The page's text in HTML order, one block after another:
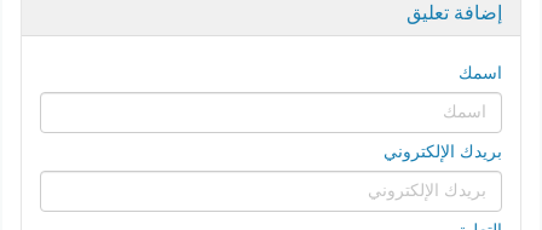
إضافة تعليق
اسمك
بريدك الإلكتروني